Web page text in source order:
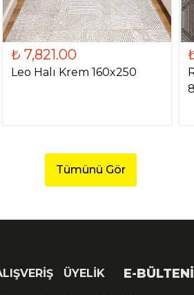
₺ 7,821.00
Leo Halı Krem 160x250
Tümünü Gör
ÜYELİK E-